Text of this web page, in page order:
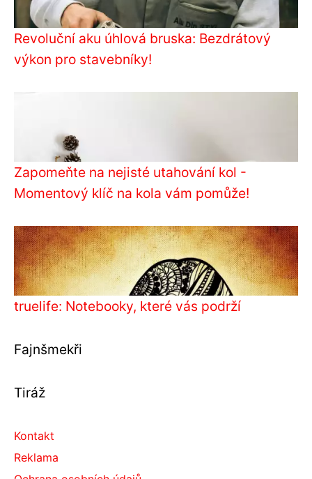
Revoluční aku úhlová bruska: Bezdrátový
výkon pro stavebníky!
Zapomeňte na nejisté utahování kol -
Momentový klíč na kola vám pomůže!
truelife: Notebooky, které vás podrží
Fajnšmekři
Tiráž
Kontakt
Reklama